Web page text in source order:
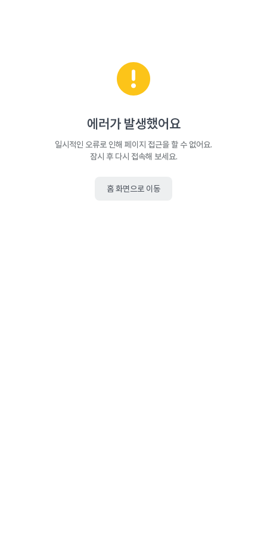
에러가 발생했어요
일시적인 오류로 인해 페이지 접근을 할 수 없어요.
잠시 후 다시 접속해 보세요.
홈 화면으로 이동